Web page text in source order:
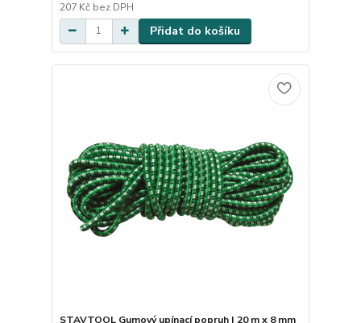
207 Kč bez DPH
Přidat do košíku
STAVTOOL Gumový upínací popruh | 20 m x 8 mm